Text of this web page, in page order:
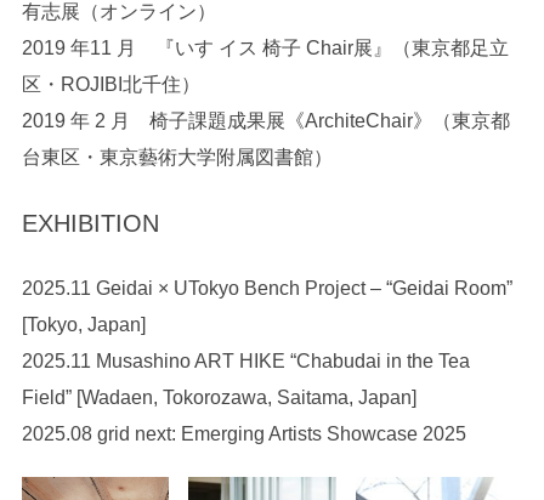
有志展（オンライン）
2019 年11 月 『いす イス 椅子 Chair展』（東京都足立
区・ROJIBI北千住）
2019 年 2 月 椅子課題成果展《ArchiteChair》（東京都
台東区・東京藝術大学附属図書館）
EXHIBITION
2025.11 Geidai × UTokyo Bench Project – “Geidai Room”
[Tokyo, Japan]
2025.11 Musashino ART HIKE “Chabudai in the Tea
Field” [Wadaen, Tokorozawa, Saitama, Japan]
2025.08 grid next: Emerging Artists Showcase 2025